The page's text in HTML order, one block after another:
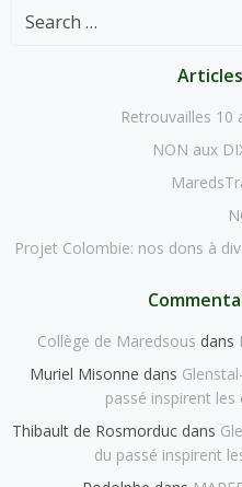
Search
Retrouvailles
NON aux
Projet Colombie: nos dons à
Collège de Maredsous dans
Muriel Misonne dans
passé inspirent
Thibault de Rosmorduc dans
du passé inspirent